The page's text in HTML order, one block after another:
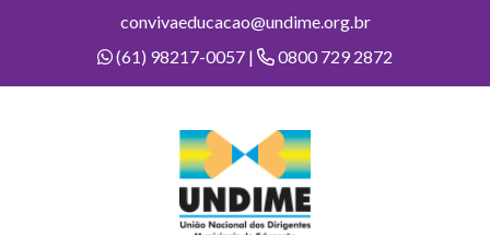
convivaeducacao@undime.org.br
(61) 98217-0057 |
0800 729 2872